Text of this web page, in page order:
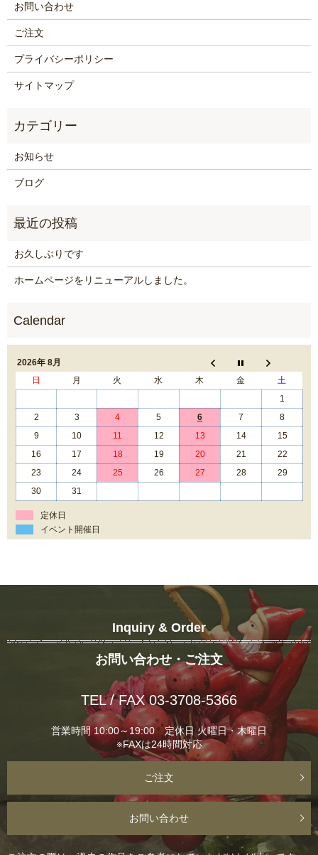
お問い合わせ
ご注文
プライバシーポリシー
サイトマップ
お知らせ
ブログ
お久しぶりです
ホームページをリニューアルしました。
2026年 8月
日
月 火 水 木 金
土
1
2
3 4 5 6 7
8
9
10 11 12 13 14
15
16
17 18 19 20 21
22
23
24 25 26 27 28
29
30
31
定休日
イベント開催日
Inquiry & Order
お問い合わせ・ご注文
TEL / FAX 03-3708-5366
営業時間 10:00～19:00 定休日 火曜日・木曜日
※FAXは24時間対応
ご注文
お問い合わせ